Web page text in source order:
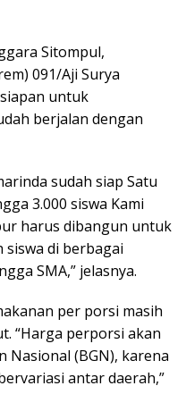
Sitompul,
091/Aji Surya
untuk
berjalan dengan
sudah siap Satu
3.000 siswa Kami
harus dibangun untuk
di berbagai
SMA,” jelasnya.
per porsi masih
“Harga perporsi akan
Nasional (BGN), karena
antar daerah,”